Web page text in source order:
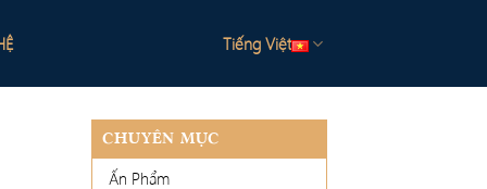
Tiếng Việt
CHUYÊN MỤC
Ấn Phẩm